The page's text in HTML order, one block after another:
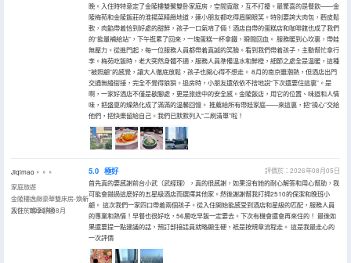
晚。入住時特意定了金陵樓雙馨雙卧家庭房，空間寬敞，互不打擾。最驚喜的是餐飲——金
陵梅苑和金陵飯莊的淮揚菜精緻地道，連小朋友都吃得眉開眼笑。特別要誇大肉包，麪皮鬆
軟，肉餡帶着恰到好處的甜鮮，孩子一口氣啃了倆！酒店自帶的蛋糕店和咖啡館也成了我們
的“能量補給站”，下午逛累了回來，一塊蛋糕一杯拿鐵，瞬間回血。 服務暖到心坎裏，帶娃
無壓力。從進門起，每一位服務人員都帶着真誠的笑臉。看到我們帶着孩子，主動幫忙拿行
李。梅苑吃飯時，老大突然身體不適，服務人員準備温水和鮮橙，細節之處全是温暖，這種
“被照顧”的感覺，讓大人徹底放鬆，孩子也開心得不想走。 8月的南京雖潮熱，但酒店出門
交通無縫銜接，完全不覺得狼狽。退房時，小朋友還依依不捨地説“下次還要住這裏”。是
啊，一家好酒店不僅是歇腳處，更是旅途中的安全感。金陵飯店，用它的位置、味道和人情
味，把盛夏的燥熱化成了滿滿的温馨回憶。 推薦給所有帶娃家庭——來這裏，把“操心”交給
他們，把快樂留給自己。我們已默默列入“二刷清單”啦！
Jiqimao。。。
家庭旅遊
金陵樓逸緻豪華雙床房-煥新
設計，暢享舒適
入住於2026年08月
5.0 極好
評價於：2026年08月05日
首先真的要感謝前台小武（武經理），真的很感謝，如果沒有她的耐心解答和用心幫助，我
可能會錯過這麼好的五星級酒店而選擇其他家。然後謝謝幫我打掃2510的保潔和晚班小
顧。 這次我們一家四口帶着兩個孩子。從入住開始能感受到酒店和星級的匹配，服務人員
的專業和熱情！早餐也很好吃，56層吃早飯一定要去。下次有機會還會再來住的！ 最後如
果還要提一點建議的話，預訂部接話員就略顯生硬，衹是按規章流程走。 這是我最走心的
一次評價